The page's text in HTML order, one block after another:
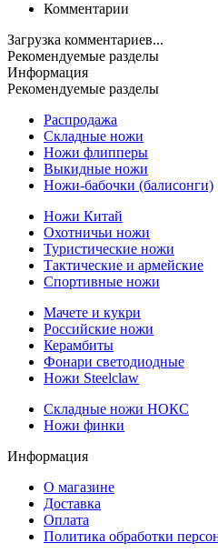
Комментарии
Загрузка комментариев...
Рекомендуемые разделы
Информация
Рекомендуемые разделы
Распродажа
Складные ножи
Ножи флипперы
Выкидные ножи
Ножи-бабочки (балисонги)
Ножи Китай
Охотничьи ножи
Туристические ножи
Тактические и армейские
Спортивные ножи
Мачете и кукри
Российские ножи
Керамбиты
Фонари светодиодные
Ножи Steelclaw
Складные ножи НОКС
Ножи финки
Информация
О магазине
Доставка
Оплата
Политика обработки